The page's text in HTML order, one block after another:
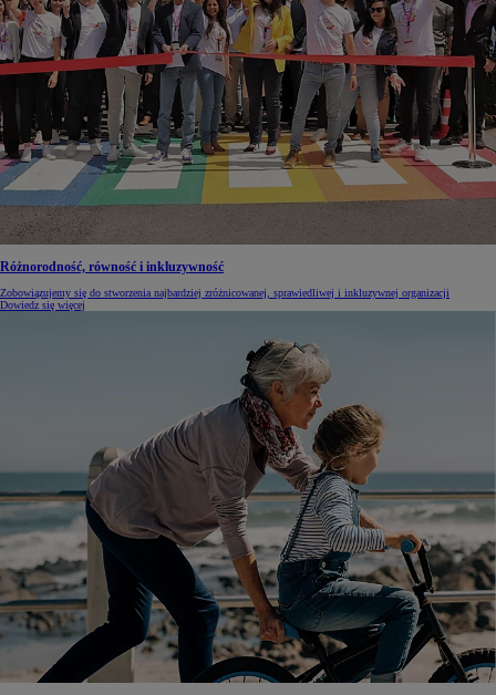
Różnorodność, równość i inkluzywność
Zobowiązujemy się do stworzenia najbardziej zróżnicowanej, sprawiedliwej i inkluzywnej organizacji
Dowiedz się więcej